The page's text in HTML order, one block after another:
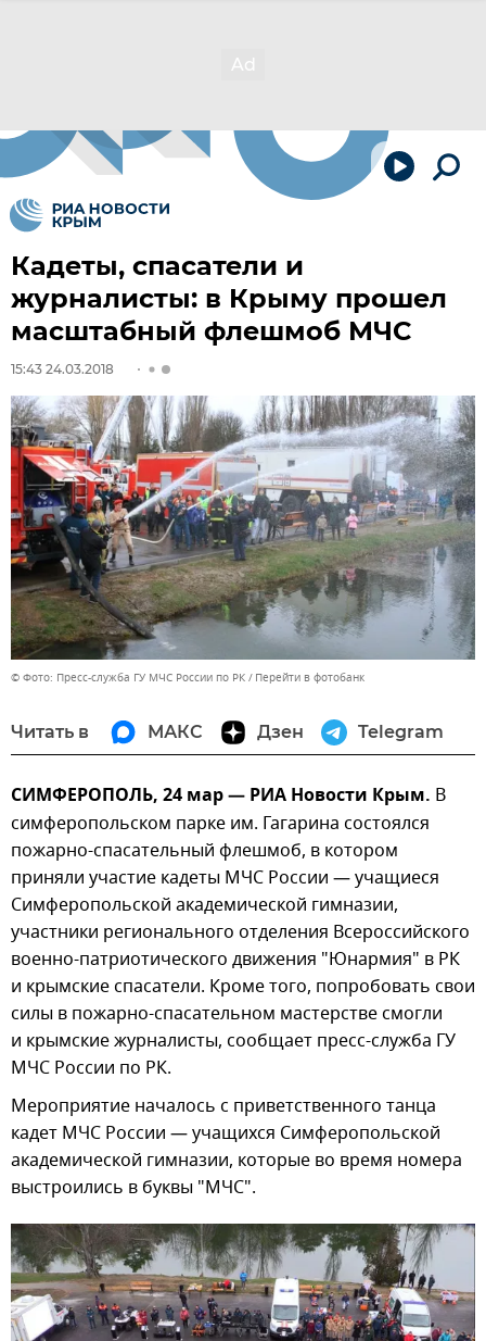
Кадеты, спасатели и
журналисты: в Крыму прошел
масштабный флешмоб МЧС
15:43 24.03.2018
© Фото: Пресс-служба ГУ МЧС России по РК Перейти в фотобанк
Читать в МАКС Дзен Telegram
СИМФЕРОПОЛЬ, 24 мар — РИА Новости Крым. В
симферопольском парке им. Гагарина состоялся
пожарно-спасательный флешмоб, в котором
приняли участие кадеты МЧС России — учащиеся
Симферопольской академической гимназии,
участники регионального отделения Всероссийского
военно-патриотического движения "Юнармия" в РК
и крымские спасатели. Кроме того, попробовать свои
силы в пожарно-спасательном мастерстве смогли
и крымские журналисты, сообщает пресс-служба ГУ
МЧС России по РК.
Мероприятие началось с приветственного танца
кадет МЧС России — учащихся Симферопольской
академической гимназии, которые во время номера
выстроились в буквы "МЧС".